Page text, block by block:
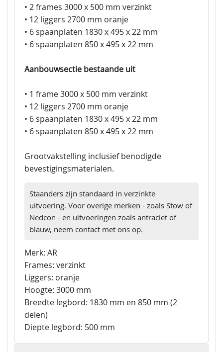
• 2 frames 3000 x 500 mm verzinkt
• 12 liggers 2700 mm oranje
• 6 spaanplaten 1830 x 495 x 22 mm
• 6 spaanplaten 850 x 495 x 22 mm
Aanbouwsectie bestaande uit
• 1 frame 3000 x 500 mm verzinkt
• 12 liggers 2700 mm oranje
• 6 spaanplaten 1830 x 495 x 22 mm
• 6 spaanplaten 850 x 495 x 22 mm
Grootvakstelling inclusief benodigde
bevestigingsmaterialen.
Staanders zijn standaard in verzinkte
uitvoering. Voor overige merken - zoals Stow of
Nedcon - en uitvoeringen zoals antraciet of
blauw, neem contact met ons op.
Merk: AR
Frames: verzinkt
Liggers: oranje
Hoogte: 3000 mm
Breedte legbord: 1830 mm en 850 mm (2
delen)
Diepte legbord: 500 mm